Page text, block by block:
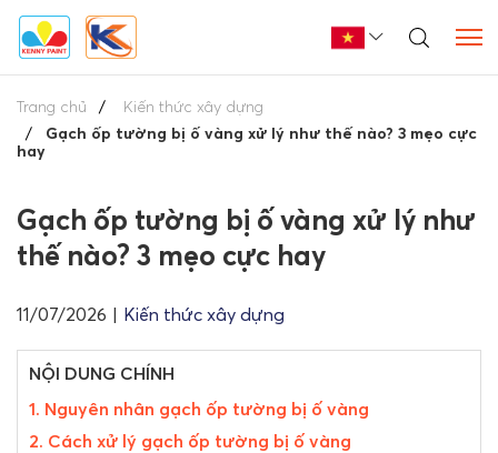
Trang chủ
Kiến thức xây dựng
Gạch ốp tường bị ố vàng xử lý như thế nào? 3 mẹo cực
hay
Gạch ốp tường bị ố vàng xử lý như
thế nào? 3 mẹo cực hay
11/07/2026 | Kiến thức xây dựng
NỘI DUNG CHÍNH
1. Nguyên nhân gạch ốp tường bị ố vàng
2. Cách xử lý gạch ốp tường bị ố vàng